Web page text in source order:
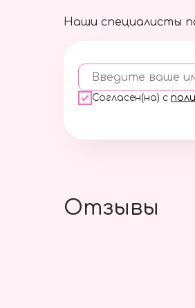
Наши специалисты
Введите ваше
Согласен(на) с
Отзывы